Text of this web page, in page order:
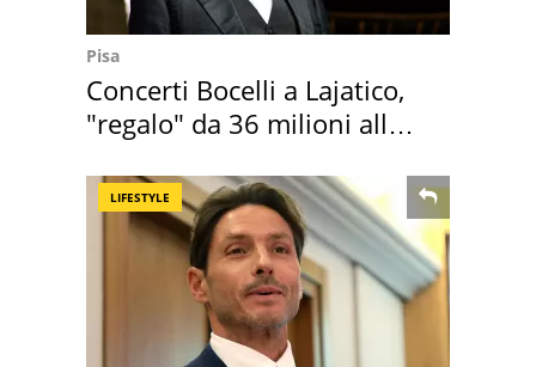
Pisa
Concerti Bocelli a Lajatico,
"regalo" da 36 milioni alla
LIFESTYLE